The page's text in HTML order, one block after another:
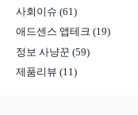
사회이슈 (61)
애드센스 앱테크 (19)
정보 사냥꾼 (59)
제품리뷰 (11)